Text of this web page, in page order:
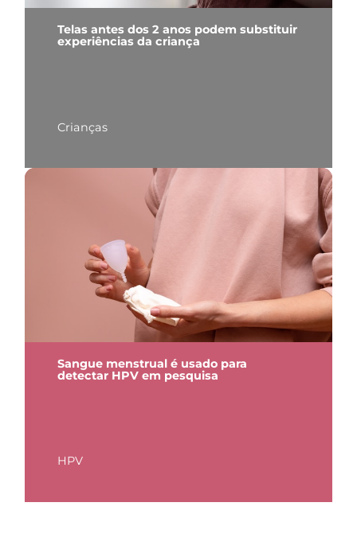
Telas antes dos 2 anos podem substituir
experiências da criança
Crianças
Sangue menstrual é usado para
detectar HPV em pesquisa
HPV